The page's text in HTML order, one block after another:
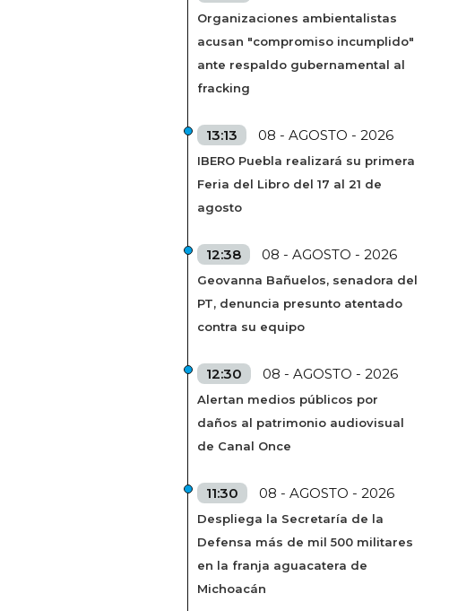
Organizaciones ambientalistas
acusan "compromiso incumplido"
ante respaldo gubernamental al
fracking
13:13 08 - AGOSTO - 2026
IBERO Puebla realizará su primera
Feria del Libro del 17 al 21 de
agosto
12:38 08 - AGOSTO - 2026
Geovanna Bañuelos, senadora del
PT, denuncia presunto atentado
contra su equipo
12:30 08 - AGOSTO - 2026
Alertan medios públicos por
daños al patrimonio audiovisual
de Canal Once
11:30 08 - AGOSTO - 2026
Despliega la Secretaría de la
Defensa más de mil 500 militares
en la franja aguacatera de
Michoacán